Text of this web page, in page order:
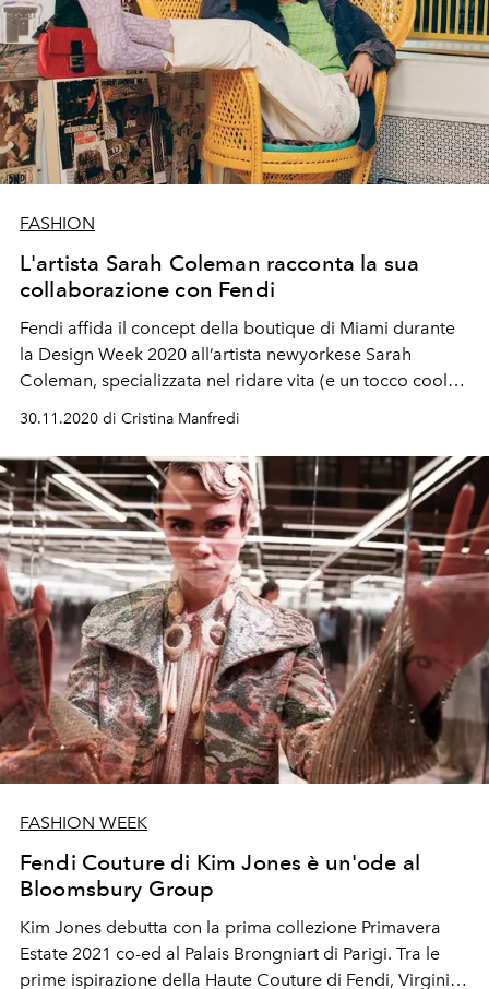
FASHION
L'artista Sarah Coleman racconta la sua
collaborazione con Fendi
Fendi affida il concept della boutique di Miami durante
la Design Week 2020 all’artista newyorkese Sarah
Coleman, specializzata nel ridare vita (e un tocco cool) a
oggetti pre-esistenti
30.11.2020 di Cristina Manfredi
FASHION WEEK
Fendi Couture di Kim Jones è un'ode al
Bloomsbury Group
Kim Jones debutta con la prima collezione Primavera
Estate 2021 co-ed al Palais Brongniart di Parigi. Tra le
prime ispirazione della Haute Couture di Fendi, Virginia